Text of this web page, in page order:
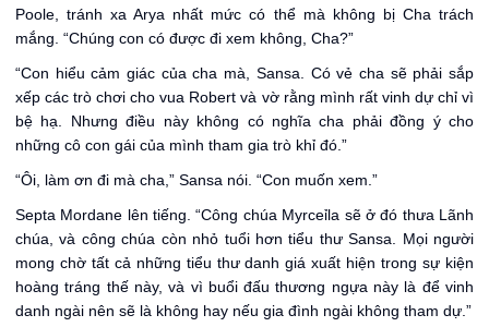
Poole, tránh xa Arya nhất mức có thể mà không bị Cha trách
mắng. “Chúng con có được đi xem không, Cha?”
“Con hiểu cảm giác của cha mà, Sansa. Có vẻ cha sẽ phải sắp
xếp các trò chơi cho vua Robert và vờ rằng mình rất vinh dự chỉ vì
bệ hạ. Nhưng điều này không có nghĩa cha phải đồng ý cho
những cô con gái của mình tham gia trò khỉ đó.”
“Ôi, làm ơn đi mà cha,” Sansa nói. “Con muốn xem.”
Septa Mordane lên tiếng. “Công chúa Myrceỉla sẽ ở đó thưa Lãnh
chúa, và công chúa còn nhỏ tuổi hơn tiểu thư Sansa. Mọi người
mong chờ tất cả những tiểu thư danh giá xuất hiện trong sự kiện
hoàng tráng thế này, và vì buổi đấu thương ngựa này là để vinh
danh ngài nên sẽ là không hay nếu gia đình ngài không tham dự.”